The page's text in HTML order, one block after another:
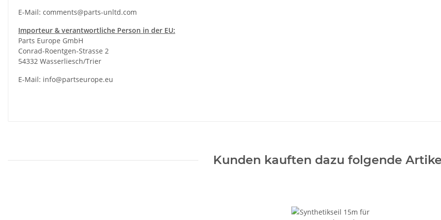
E-Mail: comments@parts-unltd.com
Importeur & verantwortliche Person in der EU:
Parts Europe GmbH
Conrad-Roentgen-Strasse 2
54332 Wasserliesch/Trier
E-Mail: info@partseurope.eu
Kunden kauften dazu folgende